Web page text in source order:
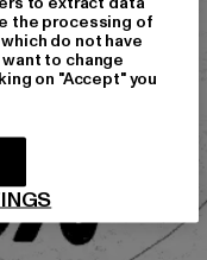
the processing of
do not have
to change
on "Accept" you